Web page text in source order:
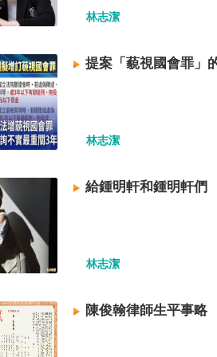
林志潔
提案「藐視國會罪」
林志潔
給鍾明軒和鍾明軒們
林志潔
陳俊翰律師生平事略